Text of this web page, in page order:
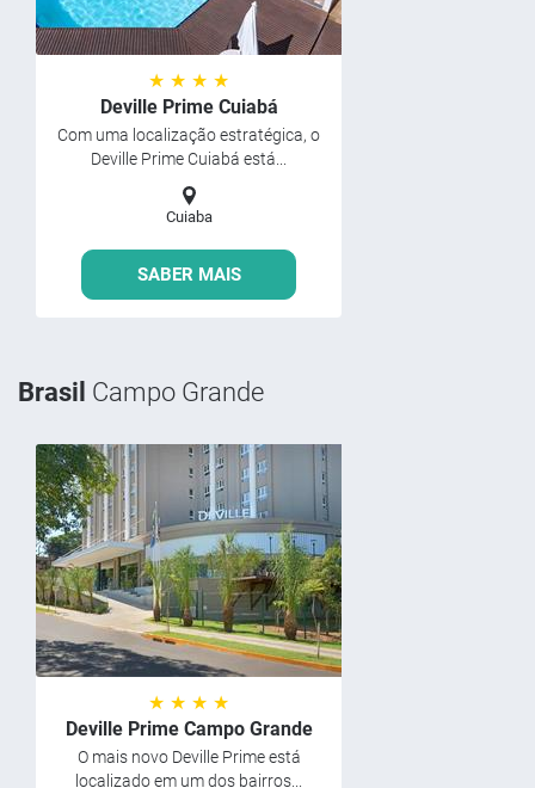
★ ★ ★ ★
Deville Prime Cuiabá
Com uma localização estratégica, o
Deville Prime Cuiabá está...
Cuiaba
SABER MAIS
Brasil Campo Grande
★ ★ ★ ★
Deville Prime Campo Grande
O mais novo Deville Prime está
localizado em um dos bairros...